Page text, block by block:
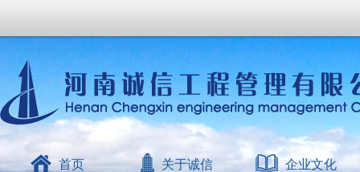
首页 关于诚信 企业文化